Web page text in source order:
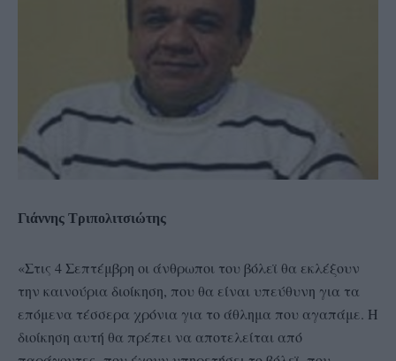
Γιάννης Τριπολιτσιώτης
«Στις 4 Σεπτέμβρη οι άνθρωποι του βόλεϊ θα εκλέξουν
την καινούρια διοίκηση, που θα είναι υπεύθυνη για τα
επόμενα τέσσερα χρόνια για το άθλημα που αγαπάμε. Η
διοίκηση αυτή θα πρέπει να αποτελείται από